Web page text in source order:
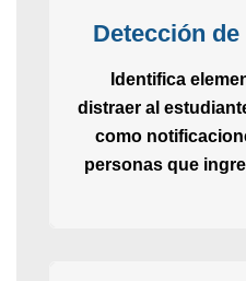
Detección
Identifica
distraer al
como
personas que